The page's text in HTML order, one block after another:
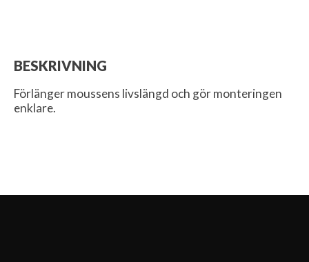
BESKRIVNING
Förlänger moussens livslängd och gör monteringen
enklare.